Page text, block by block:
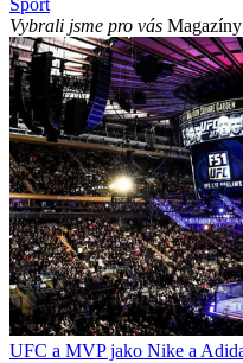
Sport
Vybrali jsme pro vás
UFC a MVP jako Nike a